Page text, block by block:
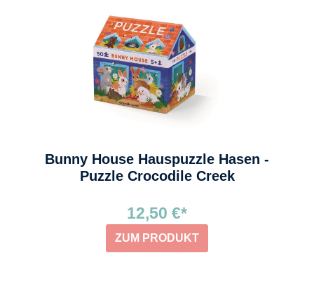
Bunny House Hauspuzzle Hasen -
Puzzle Crocodile Creek
12,50 €*
ZUM PRODUKT